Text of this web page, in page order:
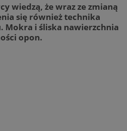
wiedzą, że wraz ze zmianą
się również technika
Mokra i śliska nawierzchnia
opon.